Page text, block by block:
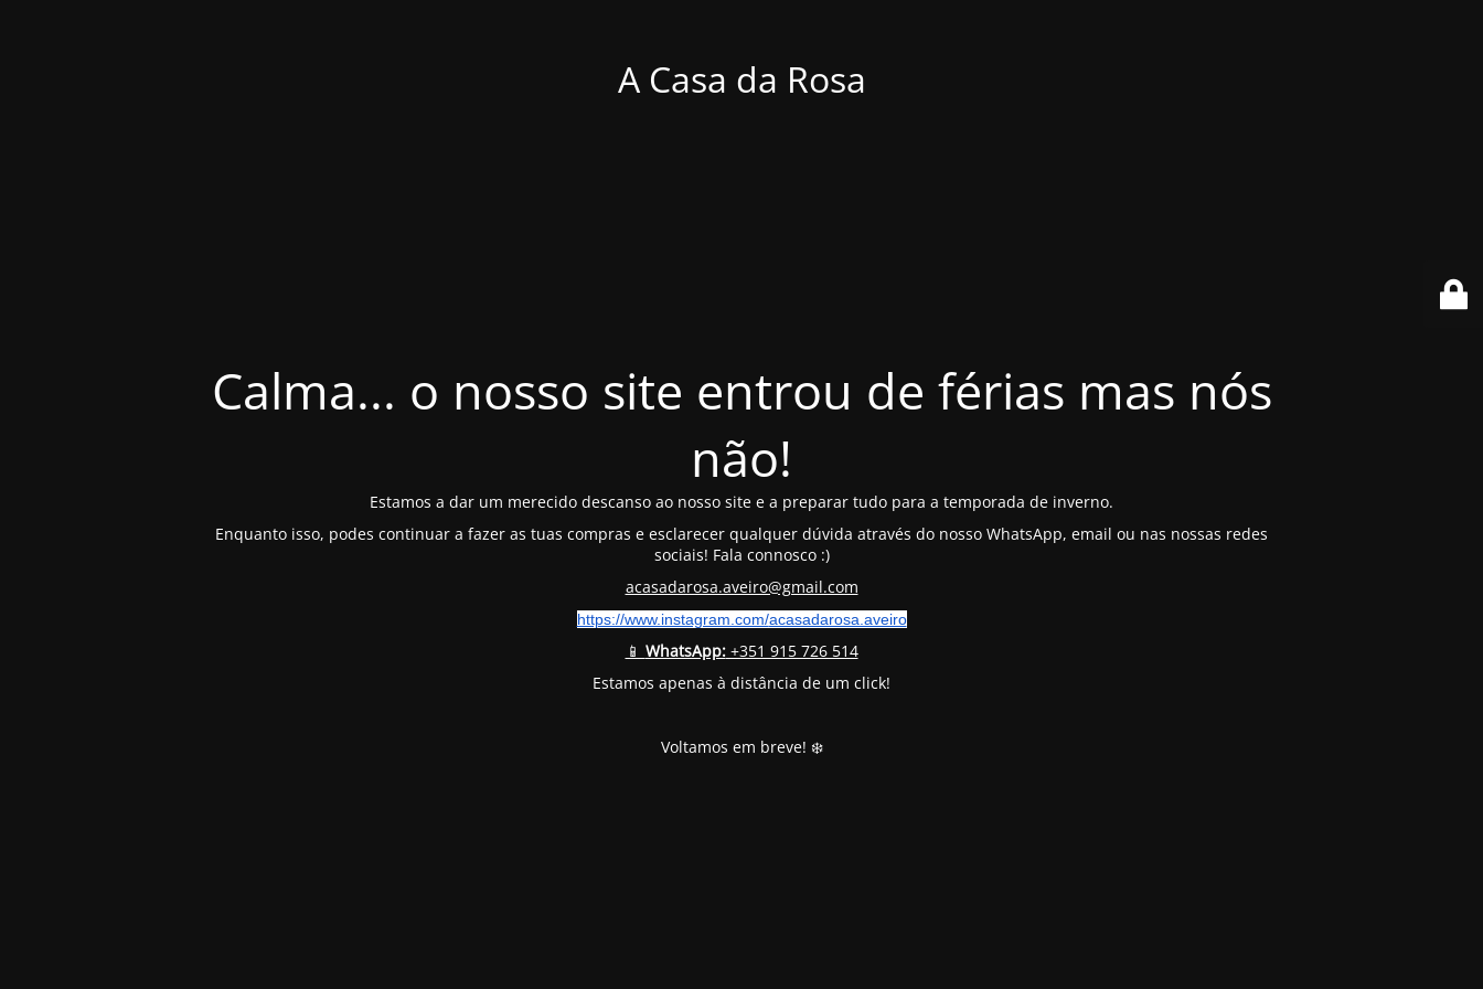
A Casa da Rosa
Calma... o nosso site entrou de férias mas nós
não!
Estamos a dar um merecido descanso ao nosso site e a preparar tudo para a temporada de inverno.
Enquanto isso, podes continuar a fazer as tuas compras e esclarecer qualquer dúvida através do nosso WhatsApp, email ou nas nossas redes
sociais! Fala connosco :)
acasadarosa.aveiro@gmail.com
https://www.instagram.com/acasadarosa.aveiro
📱 WhatsApp:+351 915 726 514
Estamos apenas à distância de um click!
Voltamos em breve! ❄️